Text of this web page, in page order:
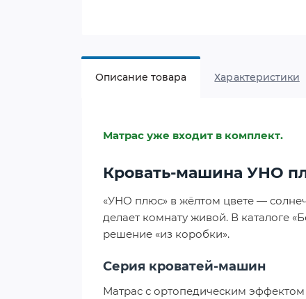
Описание товара Характеристики
Матрас уже входит в комплект.
Кровать-машина УНО
«УНО плюс» в жёлтом цвете —
делает комнату живой. В каталоге
решение «из коробки».
Серия кроватей-машин
Матрас с ортопедическим